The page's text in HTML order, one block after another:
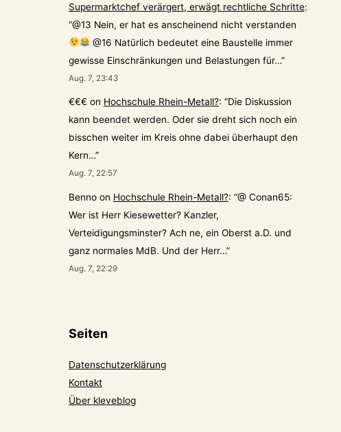
Supermarktchef verärgert, erwägt rechtliche Schritte:
“@13 Nein, er hat es anscheinend nicht verstanden
@16 Natürlich bedeutet eine Baustelle immer
gewisse Einschränkungen und Belastungen für…”
Aug. 7, 23:43
€€€ on Hochschule Rhein-Metall?: “Die Diskussion
kann beendet werden. Oder sie dreht sich noch ein
bisschen weiter im Kreis ohne dabei überhaupt den
Kern…”
Aug. 7, 22:57
Benno on Hochschule Rhein-Metall?: “@ Conan65:
Wer ist Herr Kiesewetter? Kanzler,
Verteidigungsminster? Ach ne, ein Oberst a.D. und
ganz normales MdB. Und der Herr…”
Aug. 7, 22:29
Seiten
Datenschutzerklärung
Kontakt
Über kleveblog